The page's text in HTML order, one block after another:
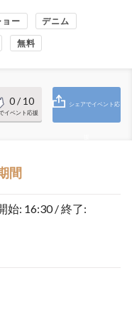
ー デニム
無料
0/ 10
イベント応援
シェアでイベント応
間
始: 16:30 / 終了: